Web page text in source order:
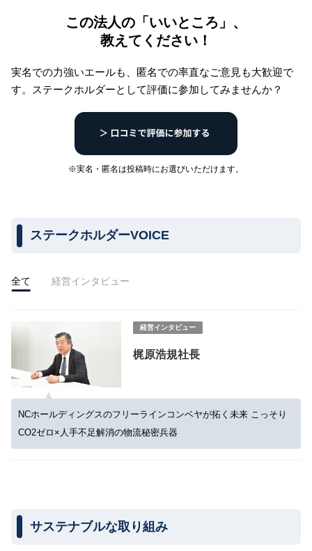
この法人の「いいところ」、
教えてください！
実名での力強いエールも、匿名での率直なご意見も大歓迎で
す。
ステークホルダーとして評価に参加してみませんか？
※実名・匿名は投稿時にお選びいただけます。
ステークホルダーVOICE
全て 経営インタビュー
経営インタビュー
梶原浩規社長
NCホールディングスのフリーラインコンベヤが拓く未来 こっそり
CO2ゼロ×人手不足解消の物流秘密兵器
サステナブルな取り組み